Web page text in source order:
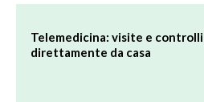
Telemedicina: visite e controlli
direttamente da casa